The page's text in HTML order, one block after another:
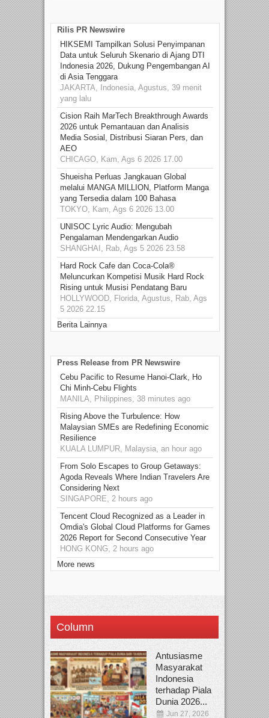
Rilis PR Newswire
HIKSEMI Tampilkan Solusi Penyimpanan
Data untuk Seluruh Skenario di Ajang DTI
Indonesia 2026, Dukung Pengembangan AI
di Asia Tenggara
JAKARTA, Indonesia, Agustus, 39 menit
yang lalu
Cision Raih MarTech Breakthrough Awards
2026 untuk Pemantauan dan Analisis
Media Sosial, Distribusi Siaran Pers, dan
AEO
CHICAGO, Kam, Ags 6 2026 17.00
Shueisha Perluas Jangkauan Global
melalui MANGA MILLION, Platform Manga
yang Tersedia dalam 100 Bahasa
TOKYO, Kam, Ags 6 2026 13.00
UNISOC Lyric Audio: Mengubah
Pengalaman Mendengarkan Audio
SHANGHAI, Rab, Ags 5 2026 23.58
Hard Rock Cafe dan Coca-Cola®
Meluncurkan Kompetisi Musik Hard Rock
Rising untuk Musisi Pendatang Baru
HOLLYWOOD, Florida, Agustus, Rab, Ags
5 2026 22.15
Berita Lainnya
Press Release from PR Newswire
Cebu Pacific to Resume Hanoi-Clark, Ho
Chi Minh-Cebu Flights
MANILA, Philippines, 38 minutes ago
Rising Above the Turbulence: How
Malaysian SMEs are Redefining Economic
Resilience
KUALA LUMPUR, Malaysia, an hour ago
From Solo Escapes to Group Getaways:
Agoda Reveals Where Indian Travelers Are
Considering Next
SINGAPORE, 2 hours ago
Tencent Cloud Recognized as a Leader in
Omdia's Global Cloud Platforms for Games
2026 Report for Second Consecutive Year
HONG KONG, 2 hours ago
More news
Column
Antusiasme
Masyarakat
Indonesia
terhadap Piala
Dunia 2026...
Jun 27, 2026